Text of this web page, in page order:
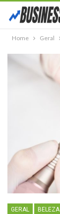
Home Geral
GERAL BELEZA